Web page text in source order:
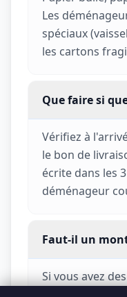
Les
spéciaux
les cartons
Que faire si
Vérifiez à
le bon de
écrite dans les
déménageur
Faut-il un
Si vous avez